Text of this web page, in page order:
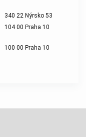
340 22 Nýrsko 53
104 00 Praha 10
100 00 Praha 10